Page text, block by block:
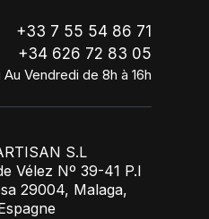
+33 7 55 54 86 71
+34 626 72 83 05
Au Vendredi de 8h à 16h
S.L
Vélez Nº 39-41 P.I
29004, Malaga,